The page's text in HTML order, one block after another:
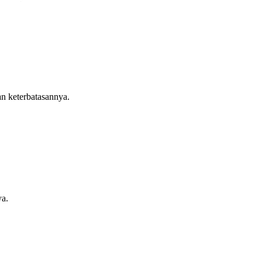
keterbatasannya.